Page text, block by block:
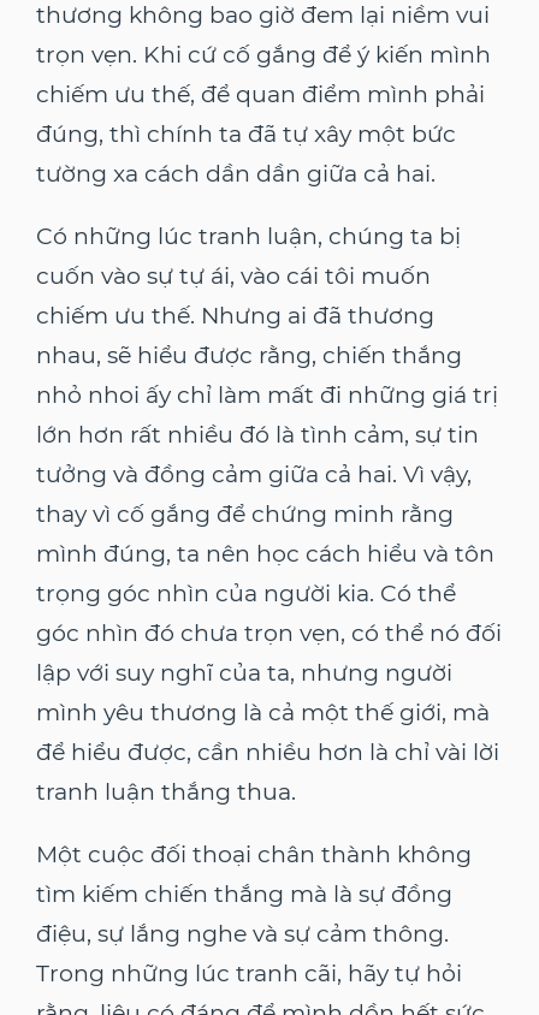
thương không bao giờ đem lại niềm vui
trọn vẹn. Khi cứ cố gắng để ý kiến mình
chiếm ưu thế, để quan điểm mình phải
đúng, thì chính ta đã tự xây một bức
tường xa cách dần dần giữa cả hai.
Có những lúc tranh luận, chúng ta bị
cuốn vào sự tự ái, vào cái tôi muốn
chiếm ưu thế. Nhưng ai đã thương
nhau, sẽ hiểu được rằng, chiến thắng
nhỏ nhoi ấy chỉ làm mất đi những giá trị
lớn hơn rất nhiều đó là tình cảm, sự tin
tưởng và đồng cảm giữa cả hai. Vì vậy,
thay vì cố gắng để chứng minh rằng
mình đúng, ta nên học cách hiểu và tôn
trọng góc nhìn của người kia. Có thể
góc nhìn đó chưa trọn vẹn, có thể nó đối
lập với suy nghĩ của ta, nhưng người
mình yêu thương là cả một thế giới, mà
để hiểu được, cần nhiều hơn là chỉ vài lời
tranh luận thắng thua.
Một cuộc đối thoại chân thành không
tìm kiếm chiến thắng mà là sự đồng
điệu, sự lắng nghe và sự cảm thông.
Trong những lúc tranh cãi, hãy tự hỏi